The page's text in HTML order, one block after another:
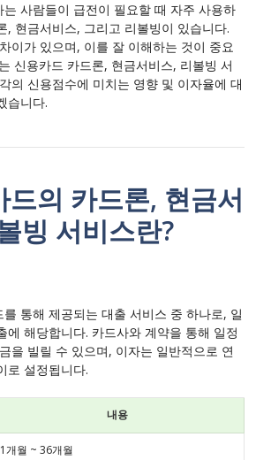
는 사람들이 급전이 필요할 때 자주 사용하
, 현금서비스, 그리고 리볼빙이 있습니다.
이가 있으며, 이를 잘 이해하는 것이 중요
신용카드 카드론, 현금서비스, 리볼빙 서
의 신용점수에 미치는 영향 및 이자율에 대
습니다.
드의 카드론, 현금서
빙 서비스란?
통해 제공되는 대출 서비스 중 하나로, 일
에 해당합니다. 카드사와 계약을 통해 일정
을 빌릴 수 있으며, 이자는 일반적으로 연
로 설정됩니다.
내용
1개월 ~ 36개월